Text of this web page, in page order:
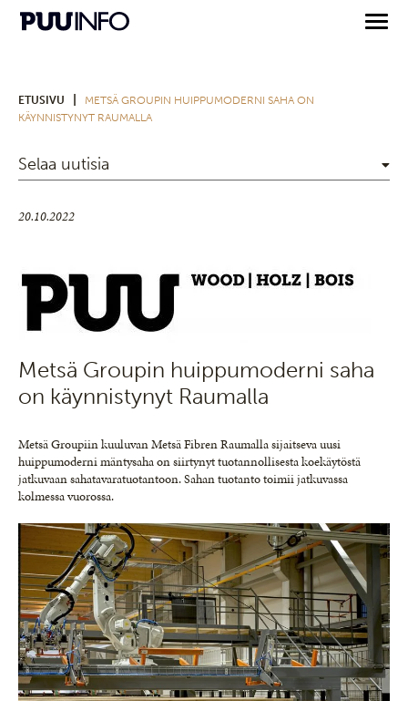
ETUSIVU
METSÄ GROUPIN HUIPPUMODERNI SAHA ON
KÄYNNISTYNYT RAUMALLA
Selaa uutisia
20.10.2022
Metsä Groupin huippumoderni saha
on käynnistynyt Raumalla
Metsä Groupiin kuuluvan Metsä Fibren Raumalla sijaitseva uusi
huippumoderni mäntysaha on siirtynyt tuotannollisesta koekäytöstä
jatkuvaan sahatavaratuotantoon. Sahan tuotanto toimii jatkuvassa
kolmessa vuorossa.